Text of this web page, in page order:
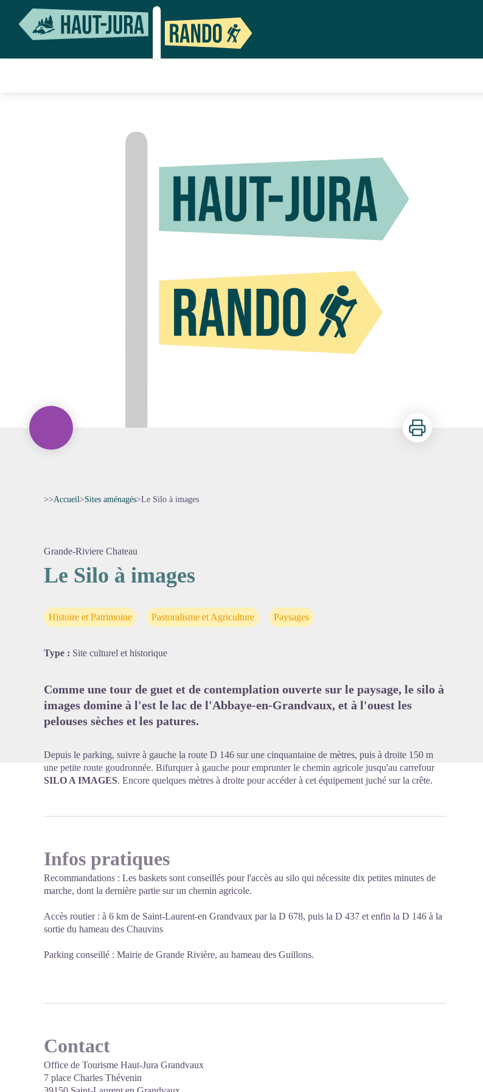
Imprimer
>>Accueil>Sites aménagés>Le Silo à images
Grande-Riviere Chateau
Le Silo à images
Histoire et Patrimoine Pastoralisme et Agriculture Paysages
Type : Site culturel et historique
Comme une tour de guet et de contemplation ouverte sur le paysage, le silo à
images domine à l'est le lac de l'Abbaye-en-Grandvaux, et à l'ouest les
pelouses sèches et les patures.
Depuis le parking, suivre à gauche la route D 146 sur une cinquantaine de mètres, puis à droite 150 m
une petite route goudronnée. Bifurquer à gauche pour emprunter le chemin agricole jusqu'au carrefour
SILO A IMAGES. Encore quelques mètres à droite pour accéder à cet équipement juché sur la crête.
Infos pratiques
Recommandations : Les baskets sont conseillés pour l'accès au silo qui nécessite dix petites minutes de
marche, dont la dernière partie sur un chemin agricole.
Accès routier : à 6 km de Saint-Laurent-en Grandvaux par la D 678, puis la D 437 et enfin la D 146 à la
sortie du hameau des Chauvins
Parking conseillé : Mairie de Grande Rivière, au hameau des Guillons.
Contact
Office de Tourisme Haut-Jura Grandvaux
7 place Charles Thévenin